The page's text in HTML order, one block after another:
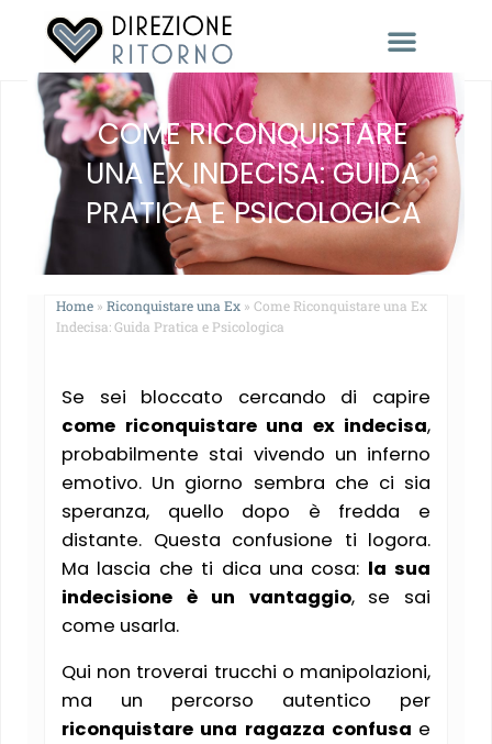
COME RICONQUISTARE
UNA EX INDECISA: GUIDA
PRATICA E PSICOLOGICA
Home » Riconquistare una Ex » Come Riconquistare una Ex
Indecisa: Guida Pratica e Psicologica
Se sei bloccato cercando di capire
come riconquistare una ex indecisa,
probabilmente stai vivendo un inferno
emotivo. Un giorno sembra che ci sia
speranza, quello dopo è fredda e
distante. Questa confusione ti logora.
Ma lascia che ti dica una cosa: la sua
indecisione è un vantaggio, se sai
come usarla.
Qui non troverai trucchi o manipolazioni,
ma un percorso autentico per
riconquistare una ragazza confusa e